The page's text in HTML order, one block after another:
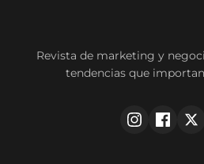
Revista de marketing y
tendencias que